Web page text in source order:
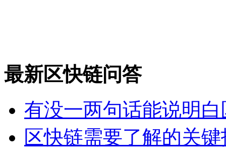
最新区快链问答
有没一两句话能说明
区快链需要了解的关